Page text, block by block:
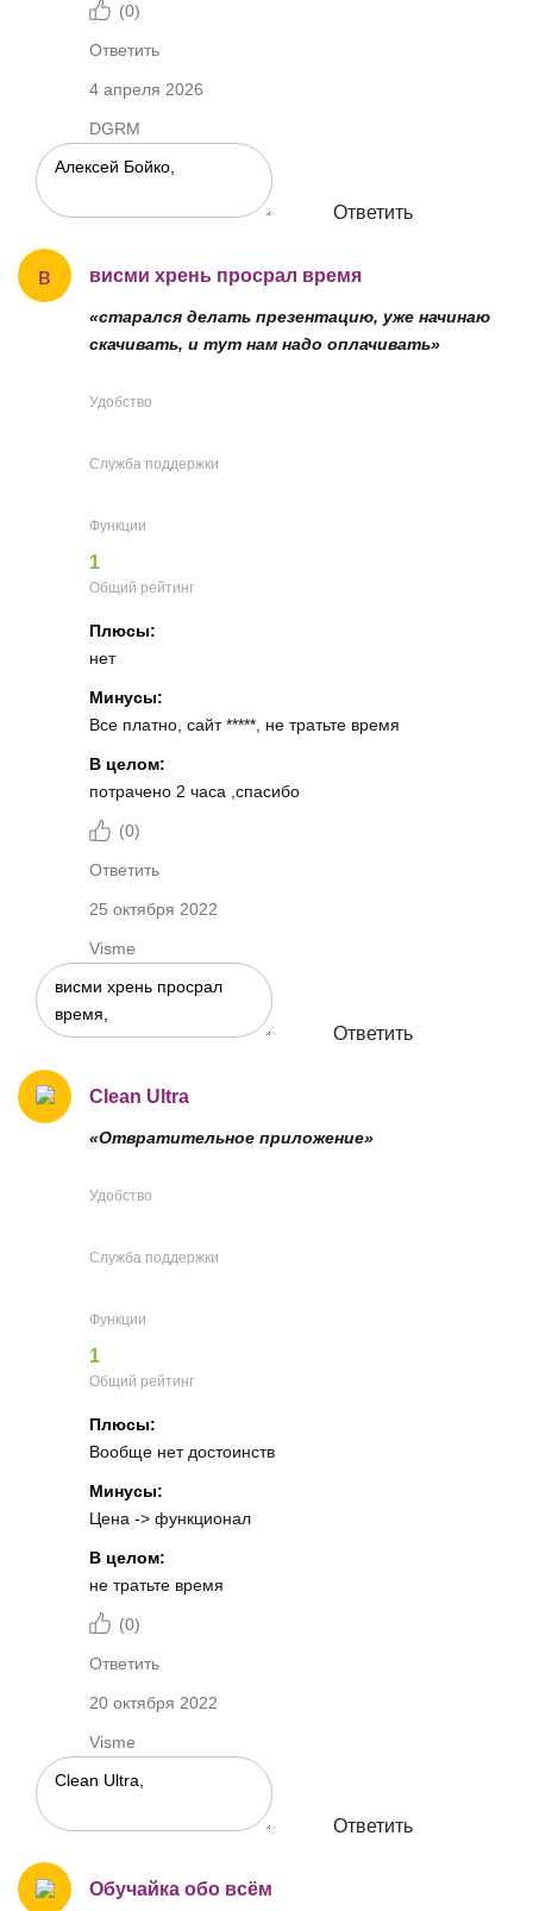
(0)
Ответить
4 апреля 2026
DGRM
Ответить
в висми хрень просрал время
«старался делать презентацию, уже начинаю
скачивать, и тут нам надо оплачивать»
Удобство
Служба поддержки
Функции
1
Общий рейтинг
Плюсы:
нет
Минусы:
Все платно, сайт *****, не тратьте время
В целом:
потрачено 2 часа ,спасибо
(0)
Ответить
25 октября 2022
Visme
Ответить
Clean Ultra
«Отвратительное приложение»
Удобство
Служба поддержки
Функции
1
Общий рейтинг
Плюсы:
Вообще нет достоинств
Минусы:
Цена -> функционал
В целом:
не тратьте время
(0)
Ответить
20 октября 2022
Visme
Ответить
Обучайка обо всём